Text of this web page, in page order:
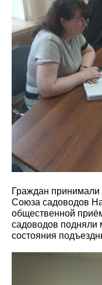
Граждан принимали
Союза садоводов
общественной
садоводов подняли
состояния